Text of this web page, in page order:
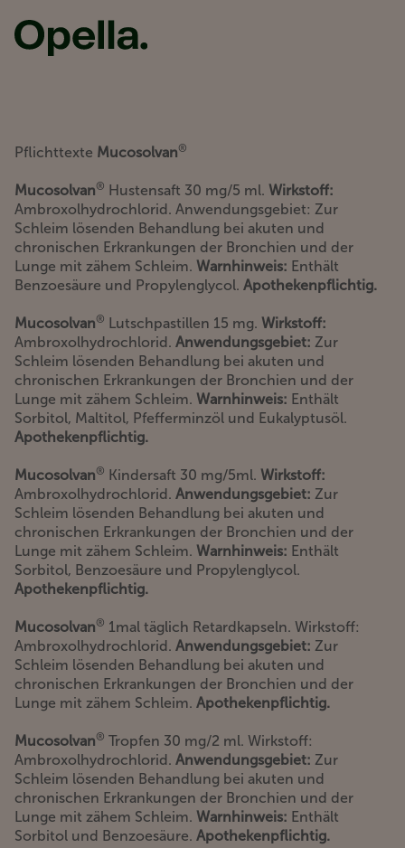
Pflichttexte Mucosolvan®
Mucosolvan® Hustensaft 30 mg/5 ml. Wirkstoff:
Ambroxolhydrochlorid. Anwendungsgebiet: Zur
Schleim lösenden Behandlung bei akuten und
chronischen Erkrankungen der Bronchien und der
Lunge mit zähem Schleim. Warnhinweis: Enthält
Benzoesäure und Propylenglycol. Apothekenpflichtig.
Mucosolvan® Lutschpastillen 15 mg. Wirkstoff:
Ambroxolhydrochlorid. Anwendungsgebiet: Zur
Schleim lösenden Behandlung bei akuten und
chronischen Erkrankungen der Bronchien und der
Lunge mit zähem Schleim. Warnhinweis: Enthält
Sorbitol, Maltitol, Pfefferminzöl und Eukalyptusöl.
Apothekenpflichtig.
Mucosolvan® Kindersaft 30 mg/5ml. Wirkstoff:
Ambroxolhydrochlorid. Anwendungsgebiet: Zur
Schleim lösenden Behandlung bei akuten und
chronischen Erkrankungen der Bronchien und der
Lunge mit zähem Schleim. Warnhinweis: Enthält
Sorbitol, Benzoesäure und Propylenglycol.
Apothekenpflichtig.
Mucosolvan® 1mal täglich Retardkapseln. Wirkstoff:
Ambroxolhydrochlorid. Anwendungsgebiet: Zur
Schleim lösenden Behandlung bei akuten und
chronischen Erkrankungen der Bronchien und der
Lunge mit zähem Schleim. Apothekenpflichtig.
Mucosolvan® Tropfen 30 mg/2 ml. Wirkstoff:
Ambroxolhydrochlorid. Anwendungsgebiet: Zur
Schleim lösenden Behandlung bei akuten und
chronischen Erkrankungen der Bronchien und der
Lunge mit zähem Schleim. Warnhinweis: Enthält
Sorbitol und Benzoesäure. Apothekenpflichtig.